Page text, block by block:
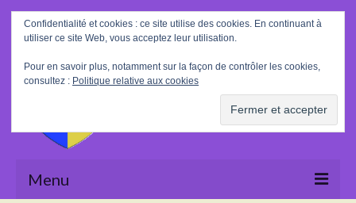
Rechercher
:
Menu
Confidentialité et cookies : ce site utilise des cookies. En continuant à
utiliser ce site Web, vous acceptez leur utilisation.
Pour en savoir plus, notamment sur la façon de contrôler les cookies,
consultez : Politique relative aux cookies